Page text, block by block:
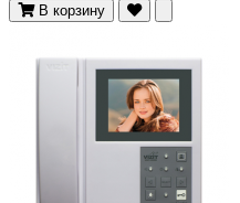
В корзину